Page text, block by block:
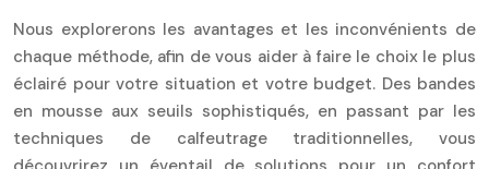
Nous explorerons les avantages et les inconvénients de
chaque méthode, afin de vous aider à faire le choix le plus
éclairé pour votre situation et votre budget. Des bandes
en mousse aux seuils sophistiqués, en passant par les
techniques de calfeutrage traditionnelles, vous